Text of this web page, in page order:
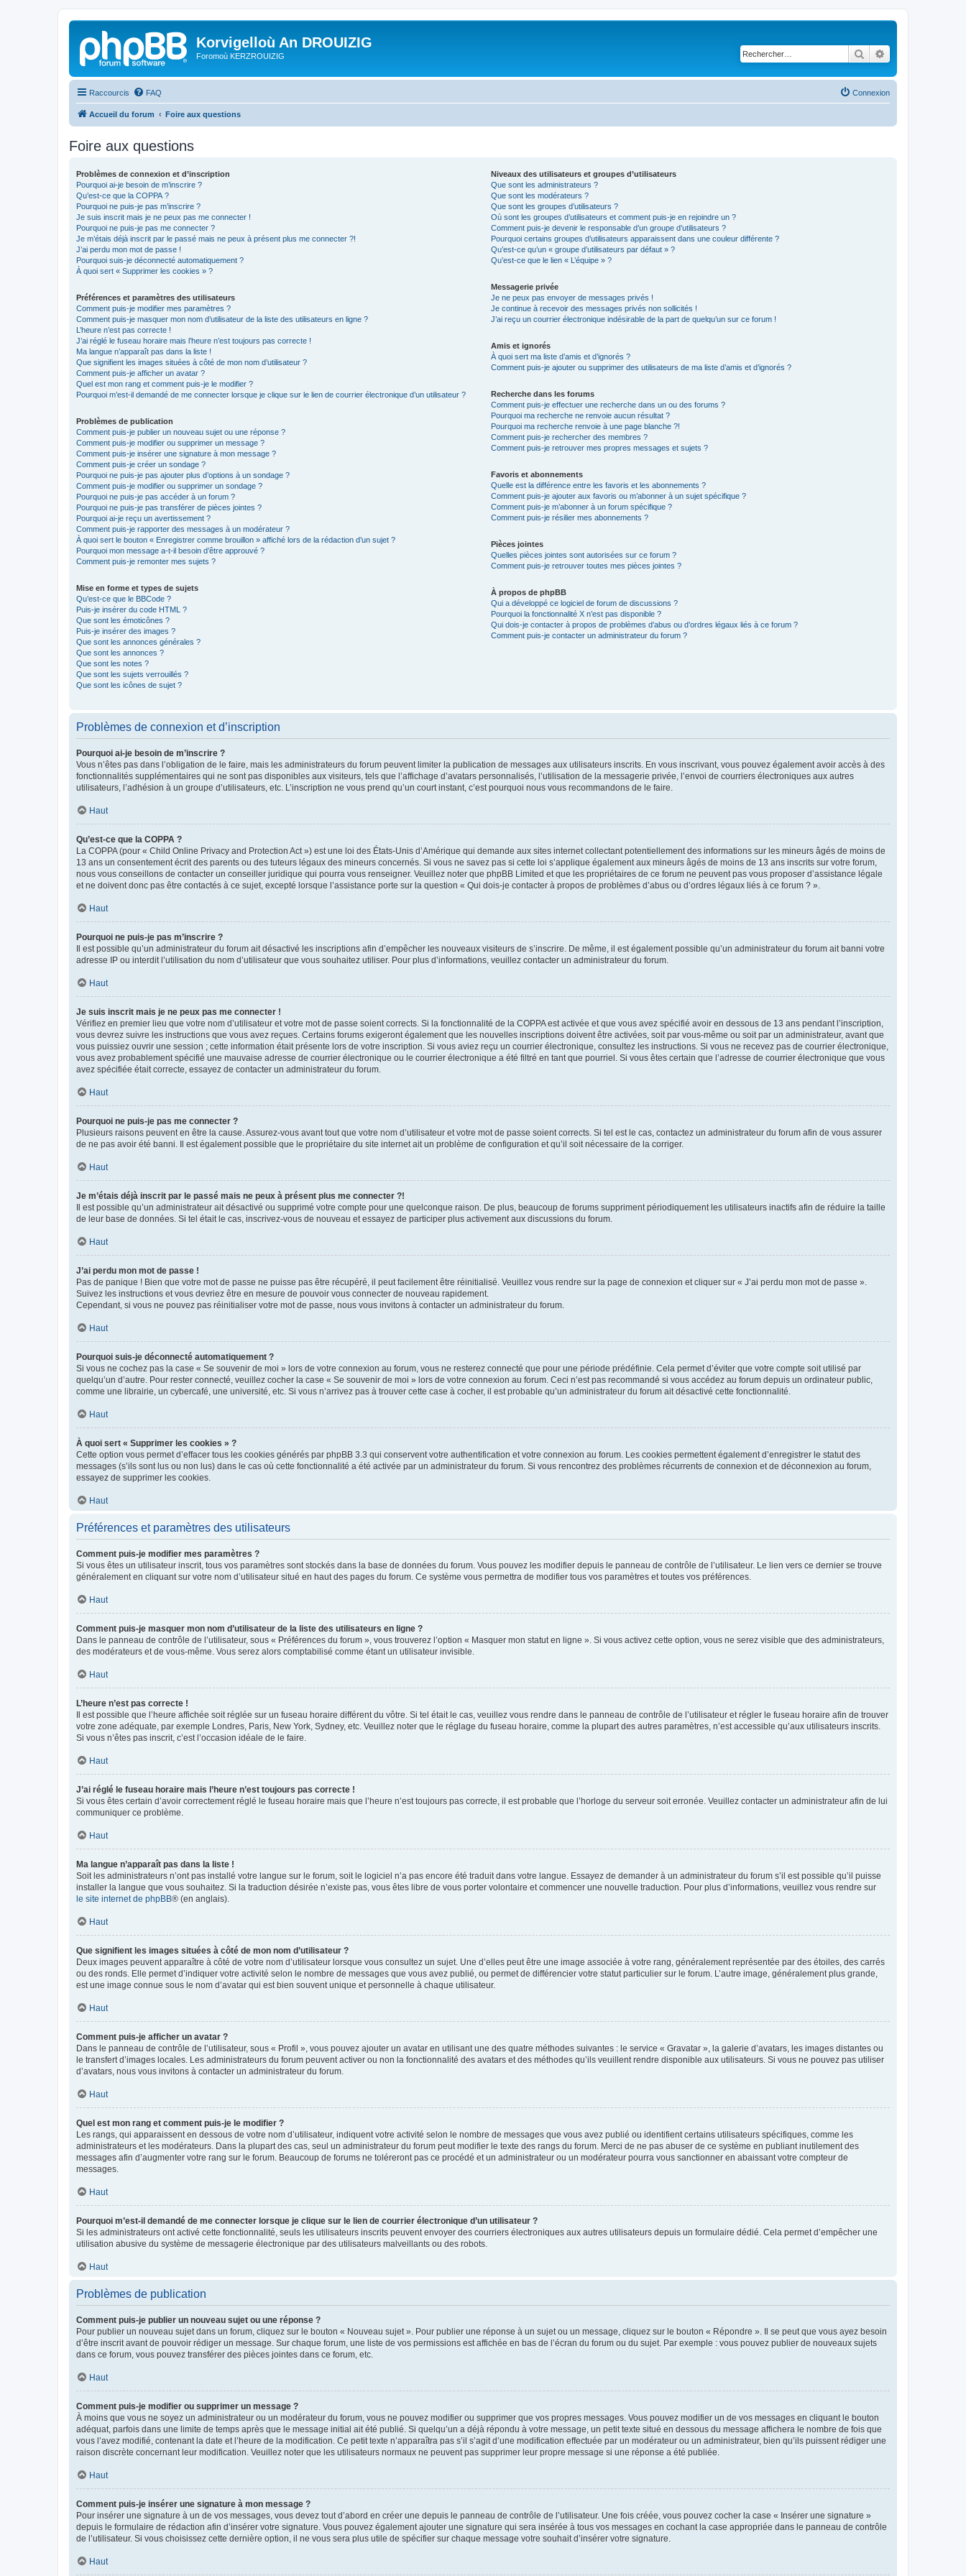
Korvigelloù An DROUIZIG
Foromoù KERZROUIZIG Rechercher
Raccourcis FAQ Connexion
Accueil du forum Foire aux questions
Foire aux questions
Problèmes de connexion et d’inscription
Pourquoi ai-je besoin de m’inscrire ?
Qu’est-ce que la COPPA ?
Pourquoi ne puis-je pas m’inscrire ?
Je suis inscrit mais je ne peux pas me connecter !
Pourquoi ne puis-je pas me connecter ?
Je m’étais déjà inscrit par le passé mais ne peux à présent plus me connecter ?!
J’ai perdu mon mot de passe !
Pourquoi suis-je déconnecté automatiquement ?
À quoi sert « Supprimer les cookies » ?
Préférences et paramètres des utilisateurs
Comment puis-je modifier mes paramètres ?
Comment puis-je masquer mon nom d’utilisateur de la liste des utilisateurs en ligne ?
L’heure n’est pas correcte !
J’ai réglé le fuseau horaire mais l’heure n’est toujours pas correcte !
Ma langue n’apparaît pas dans la liste !
Que signifient les images situées à côté de mon nom d’utilisateur ?
Comment puis-je afficher un avatar ?
Quel est mon rang et comment puis-je le modifier ?
Pourquoi m’est-il demandé de me connecter lorsque je clique sur le lien de courrier électronique d’un utilisateur ?
Problèmes de publication
Comment puis-je publier un nouveau sujet ou une réponse ?
Comment puis-je modifier ou supprimer un message ?
Comment puis-je insérer une signature à mon message ?
Comment puis-je créer un sondage ?
Pourquoi ne puis-je pas ajouter plus d’options à un sondage ?
Comment puis-je modifier ou supprimer un sondage ?
Pourquoi ne puis-je pas accéder à un forum ?
Pourquoi ne puis-je pas transférer de pièces jointes ?
Pourquoi ai-je reçu un avertissement ?
Comment puis-je rapporter des messages à un modérateur ?
À quoi sert le bouton « Enregistrer comme brouillon » affiché lors de la rédaction d’un sujet ?
Pourquoi mon message a-t-il besoin d’être approuvé ?
Comment puis-je remonter mes sujets ?
Mise en forme et types de sujets
Qu’est-ce que le BBCode ?
Puis-je insérer du code HTML ?
Que sont les émoticônes ?
Puis-je insérer des images ?
Que sont les annonces générales ?
Que sont les annonces ?
Que sont les notes ?
Que sont les sujets verrouillés ?
Que sont les icônes de sujet ?
Niveaux des utilisateurs et groupes d’utilisateurs
Que sont les administrateurs ?
Que sont les modérateurs ?
Que sont les groupes d’utilisateurs ?
Où sont les groupes d’utilisateurs et comment puis-je en rejoindre un ?
Comment puis-je devenir le responsable d’un groupe d’utilisateurs ?
Pourquoi certains groupes d’utilisateurs apparaissent dans une couleur différente ?
Qu’est-ce qu’un « groupe d’utilisateurs par défaut » ?
Qu’est-ce que le lien « L’équipe » ?
Messagerie privée
Je ne peux pas envoyer de messages privés !
Je continue à recevoir des messages privés non sollicités !
J’ai reçu un courrier électronique indésirable de la part de quelqu’un sur ce forum !
Amis et ignorés
À quoi sert ma liste d’amis et d’ignorés ?
Comment puis-je ajouter ou supprimer des utilisateurs de ma liste d’amis et d’ignorés ?
Recherche dans les forums
Comment puis-je effectuer une recherche dans un ou des forums ?
Pourquoi ma recherche ne renvoie aucun résultat ?
Pourquoi ma recherche renvoie à une page blanche ?!
Comment puis-je rechercher des membres ?
Comment puis-je retrouver mes propres messages et sujets ?
Favoris et abonnements
Quelle est la différence entre les favoris et les abonnements ?
Comment puis-je ajouter aux favoris ou m’abonner à un sujet spécifique ?
Comment puis-je m’abonner à un forum spécifique ?
Comment puis-je résilier mes abonnements ?
Pièces jointes
Quelles pièces jointes sont autorisées sur ce forum ?
Comment puis-je retrouver toutes mes pièces jointes ?
À propos de phpBB
Qui a développé ce logiciel de forum de discussions ?
Pourquoi la fonctionnalité X n’est pas disponible ?
Qui dois-je contacter à propos de problèmes d’abus ou d’ordres légaux liés à ce forum ?
Comment puis-je contacter un administrateur du forum ?
Problèmes de connexion et d’inscription
Pourquoi ai-je besoin de m’inscrire ?
Vous n’êtes pas dans l’obligation de le faire, mais les administrateurs du forum peuvent limiter la publication de messages aux utilisateurs inscrits. En vous inscrivant, vous pouvez également avoir accès à des
fonctionnalités supplémentaires qui ne sont pas disponibles aux visiteurs, tels que l’affichage d’avatars personnalisés, l’utilisation de la messagerie privée, l’envoi de courriers électroniques aux autres
utilisateurs, l’adhésion à un groupe d’utilisateurs, etc. L’inscription ne vous prend qu’un court instant, c’est pourquoi nous vous recommandons de le faire.
Haut
Qu’est-ce que la COPPA ?
La COPPA (pour « Child Online Privacy and Protection Act ») est une loi des États-Unis d’Amérique qui demande aux sites internet collectant potentiellement des informations sur les mineurs âgés de moins de
13 ans un consentement écrit des parents ou des tuteurs légaux des mineurs concernés. Si vous ne savez pas si cette loi s’applique également aux mineurs âgés de moins de 13 ans inscrits sur votre forum,
nous vous conseillons de contacter un conseiller juridique qui pourra vous renseigner. Veuillez noter que phpBB Limited et que les propriétaires de ce forum ne peuvent pas vous proposer d’assistance légale
et ne doivent donc pas être contactés à ce sujet, excepté lorsque l’assistance porte sur la question « Qui dois-je contacter à propos de problèmes d’abus ou d’ordres légaux liés à ce forum ? ».
Haut
Pourquoi ne puis-je pas m’inscrire ?
Il est possible qu’un administrateur du forum ait désactivé les inscriptions afin d’empêcher les nouveaux visiteurs de s’inscrire. De même, il est également possible qu’un administrateur du forum ait banni votre
adresse IP ou interdit l’utilisation du nom d’utilisateur que vous souhaitez utiliser. Pour plus d’informations, veuillez contacter un administrateur du forum.
Haut
Je suis inscrit mais je ne peux pas me connecter !
Vérifiez en premier lieu que votre nom d’utilisateur et votre mot de passe soient corrects. Si la fonctionnalité de la COPPA est activée et que vous avez spécifié avoir en dessous de 13 ans pendant l’inscription,
vous devrez suivre les instructions que vous avez reçues. Certains forums exigeront également que les nouvelles inscriptions doivent être activées, soit par vous-même ou soit par un administrateur, avant que
vous puissiez ouvrir une session ; cette information était présente lors de votre inscription. Si vous aviez reçu un courrier électronique, consultez les instructions. Si vous ne recevez pas de courrier électronique,
vous avez probablement spécifié une mauvaise adresse de courrier électronique ou le courrier électronique a été filtré en tant que pourriel. Si vous êtes certain que l’adresse de courrier électronique que vous
avez spécifiée était correcte, essayez de contacter un administrateur du forum.
Haut
Pourquoi ne puis-je pas me connecter ?
Plusieurs raisons peuvent en être la cause. Assurez-vous avant tout que votre nom d’utilisateur et votre mot de passe soient corrects. Si tel est le cas, contactez un administrateur du forum afin de vous assurer
de ne pas avoir été banni. Il est également possible que le propriétaire du site internet ait un problème de configuration et qu’il soit nécessaire de la corriger.
Haut
Je m’étais déjà inscrit par le passé mais ne peux à présent plus me connecter ?!
Il est possible qu’un administrateur ait désactivé ou supprimé votre compte pour une quelconque raison. De plus, beaucoup de forums suppriment périodiquement les utilisateurs inactifs afin de réduire la taille
de leur base de données. Si tel était le cas, inscrivez-vous de nouveau et essayez de participer plus activement aux discussions du forum.
Haut
J’ai perdu mon mot de passe !
Pas de panique ! Bien que votre mot de passe ne puisse pas être récupéré, il peut facilement être réinitialisé. Veuillez vous rendre sur la page de connexion et cliquer sur « J’ai perdu mon mot de passe ».
Suivez les instructions et vous devriez être en mesure de pouvoir vous connecter de nouveau rapidement.
Cependant, si vous ne pouvez pas réinitialiser votre mot de passe, nous vous invitons à contacter un administrateur du forum.
Haut
Pourquoi suis-je déconnecté automatiquement ?
Si vous ne cochez pas la case « Se souvenir de moi » lors de votre connexion au forum, vous ne resterez connecté que pour une période prédéfinie. Cela permet d’éviter que votre compte soit utilisé par
quelqu’un d’autre. Pour rester connecté, veuillez cocher la case « Se souvenir de moi » lors de votre connexion au forum. Ceci n’est pas recommandé si vous accédez au forum depuis un ordinateur public,
comme une librairie, un cybercafé, une université, etc. Si vous n’arrivez pas à trouver cette case à cocher, il est probable qu’un administrateur du forum ait désactivé cette fonctionnalité.
Haut
À quoi sert « Supprimer les cookies » ?
Cette option vous permet d’effacer tous les cookies générés par phpBB 3.3 qui conservent votre authentification et votre connexion au forum. Les cookies permettent également d’enregistrer le statut des
messages (s’ils sont lus ou non lus) dans le cas où cette fonctionnalité a été activée par un administrateur du forum. Si vous rencontrez des problèmes récurrents de connexion et de déconnexion au forum,
essayez de supprimer les cookies.
Haut
Préférences et paramètres des utilisateurs
Comment puis-je modifier mes paramètres ?
Si vous êtes un utilisateur inscrit, tous vos paramètres sont stockés dans la base de données du forum. Vous pouvez les modifier depuis le panneau de contrôle de l’utilisateur. Le lien vers ce dernier se trouve
généralement en cliquant sur votre nom d’utilisateur situé en haut des pages du forum. Ce système vous permettra de modifier tous vos paramètres et toutes vos préférences.
Haut
Comment puis-je masquer mon nom d’utilisateur de la liste des utilisateurs en ligne ?
Dans le panneau de contrôle de l’utilisateur, sous « Préférences du forum », vous trouverez l’option « Masquer mon statut en ligne ». Si vous activez cette option, vous ne serez visible que des administrateurs,
des modérateurs et de vous-même. Vous serez alors comptabilisé comme étant un utilisateur invisible.
Haut
L’heure n’est pas correcte !
Il est possible que l’heure affichée soit réglée sur un fuseau horaire différent du vôtre. Si tel était le cas, veuillez vous rendre dans le panneau de contrôle de l’utilisateur et régler le fuseau horaire afin de trouver
votre zone adéquate, par exemple Londres, Paris, New York, Sydney, etc. Veuillez noter que le réglage du fuseau horaire, comme la plupart des autres paramètres, n’est accessible qu’aux utilisateurs inscrits.
Si vous n’êtes pas inscrit, c’est l’occasion idéale de le faire.
Haut
J’ai réglé le fuseau horaire mais l’heure n’est toujours pas correcte !
Si vous êtes certain d’avoir correctement réglé le fuseau horaire mais que l’heure n’est toujours pas correcte, il est probable que l’horloge du serveur soit erronée. Veuillez contacter un administrateur afin de lui
communiquer ce problème.
Haut
Ma langue n’apparaît pas dans la liste !
Soit les administrateurs n’ont pas installé votre langue sur le forum, soit le logiciel n’a pas encore été traduit dans votre langue. Essayez de demander à un administrateur du forum s’il est possible qu’il puisse
installer la langue que vous souhaitez. Si la traduction désirée n’existe pas, vous êtes libre de vous porter volontaire et commencer une nouvelle traduction. Pour plus d’informations, veuillez vous rendre sur
le site internet de phpBB® (en anglais).
Haut
Que signifient les images situées à côté de mon nom d’utilisateur ?
Deux images peuvent apparaître à côté de votre nom d’utilisateur lorsque vous consultez un sujet. Une d’elles peut être une image associée à votre rang, généralement représentée par des étoiles, des carrés
ou des ronds. Elle permet d’indiquer votre activité selon le nombre de messages que vous avez publié, ou permet de différencier votre statut particulier sur le forum. L’autre image, généralement plus grande,
est une image connue sous le nom d’avatar qui est bien souvent unique et personnelle à chaque utilisateur.
Haut
Comment puis-je afficher un avatar ?
Dans le panneau de contrôle de l’utilisateur, sous « Profil », vous pouvez ajouter un avatar en utilisant une des quatre méthodes suivantes : le service « Gravatar », la galerie d’avatars, les images distantes ou
le transfert d’images locales. Les administrateurs du forum peuvent activer ou non la fonctionnalité des avatars et des méthodes qu’ils veuillent rendre disponible aux utilisateurs. Si vous ne pouvez pas utiliser
d’avatars, nous vous invitons à contacter un administrateur du forum.
Haut
Quel est mon rang et comment puis-je le modifier ?
Les rangs, qui apparaissent en dessous de votre nom d’utilisateur, indiquent votre activité selon le nombre de messages que vous avez publié ou identifient certains utilisateurs spécifiques, comme les
administrateurs et les modérateurs. Dans la plupart des cas, seul un administrateur du forum peut modifier le texte des rangs du forum. Merci de ne pas abuser de ce système en publiant inutilement des
messages afin d’augmenter votre rang sur le forum. Beaucoup de forums ne toléreront pas ce procédé et un administrateur ou un modérateur pourra vous sanctionner en abaissant votre compteur de
messages.
Haut
Pourquoi m’est-il demandé de me connecter lorsque je clique sur le lien de courrier électronique d’un utilisateur ?
Si les administrateurs ont activé cette fonctionnalité, seuls les utilisateurs inscrits peuvent envoyer des courriers électroniques aux autres utilisateurs depuis un formulaire dédié. Cela permet d’empêcher une
utilisation abusive du système de messagerie électronique par des utilisateurs malveillants ou des robots.
Haut
Problèmes de publication
Comment puis-je publier un nouveau sujet ou une réponse ?
Pour publier un nouveau sujet dans un forum, cliquez sur le bouton « Nouveau sujet ». Pour publier une réponse à un sujet ou un message, cliquez sur le bouton « Répondre ». Il se peut que vous ayez besoin
d’être inscrit avant de pouvoir rédiger un message. Sur chaque forum, une liste de vos permissions est affichée en bas de l’écran du forum ou du sujet. Par exemple : vous pouvez publier de nouveaux sujets
dans ce forum, vous pouvez transférer des pièces jointes dans ce forum, etc.
Haut
Comment puis-je modifier ou supprimer un message ?
À moins que vous ne soyez un administrateur ou un modérateur du forum, vous ne pouvez modifier ou supprimer que vos propres messages. Vous pouvez modifier un de vos messages en cliquant le bouton
adéquat, parfois dans une limite de temps après que le message initial ait été publié. Si quelqu’un a déjà répondu à votre message, un petit texte situé en dessous du message affichera le nombre de fois que
vous l’avez modifié, contenant la date et l’heure de la modification. Ce petit texte n’apparaîtra pas s’il s’agit d’une modification effectuée par un modérateur ou un administrateur, bien qu’ils puissent rédiger une
raison discrète concernant leur modification. Veuillez noter que les utilisateurs normaux ne peuvent pas supprimer leur propre message si une réponse a été publiée.
Haut
Comment puis-je insérer une signature à mon message ?
Pour insérer une signature à un de vos messages, vous devez tout d’abord en créer une depuis le panneau de contrôle de l’utilisateur. Une fois créée, vous pouvez cocher la case « Insérer une signature »
depuis le formulaire de rédaction afin d’insérer votre signature. Vous pouvez également ajouter une signature qui sera insérée à tous vos messages en cochant la case appropriée dans le panneau de contrôle
de l’utilisateur. Si vous choisissez cette dernière option, il ne vous sera plus utile de spécifier sur chaque message votre souhait d’insérer votre signature.
Haut